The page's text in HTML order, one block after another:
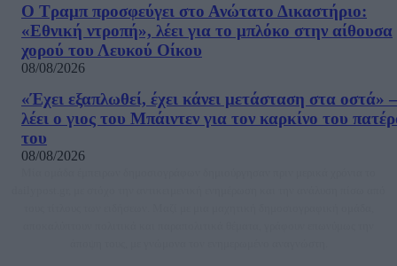
Ο Τραμπ προσφεύγει στο Ανώτατο Δικαστήριο:
«Εθνική ντροπή», λέει για το μπλόκο στην αίθουσα
χορού του Λευκού Οίκου
08/08/2026
«Έχει εξαπλωθεί, έχει κάνει μετάσταση στα οστά»
λέει ο γιος του Μπάιντεν για τον καρκίνο του
του
08/08/2026